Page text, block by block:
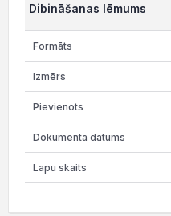
Dibināšanas lēmums